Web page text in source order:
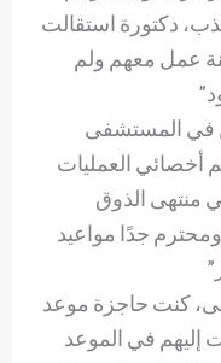
دكتورة استقالت
عمل معهم ولم
في المستشفى
أخصائي العمليات
منتهى الذوق
جدًا مواعيد
كنت حاجزة موعد
ذهبت إليهم في الموعد